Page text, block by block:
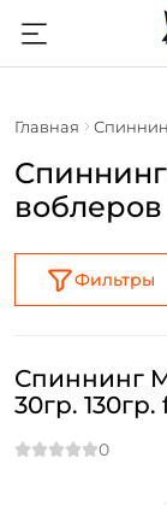
Главная
воблеров
Фильтры
Спиннинг
30гр. 130гр.